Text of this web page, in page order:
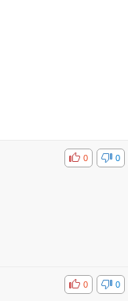
비공감 0
0
비공감 0
0